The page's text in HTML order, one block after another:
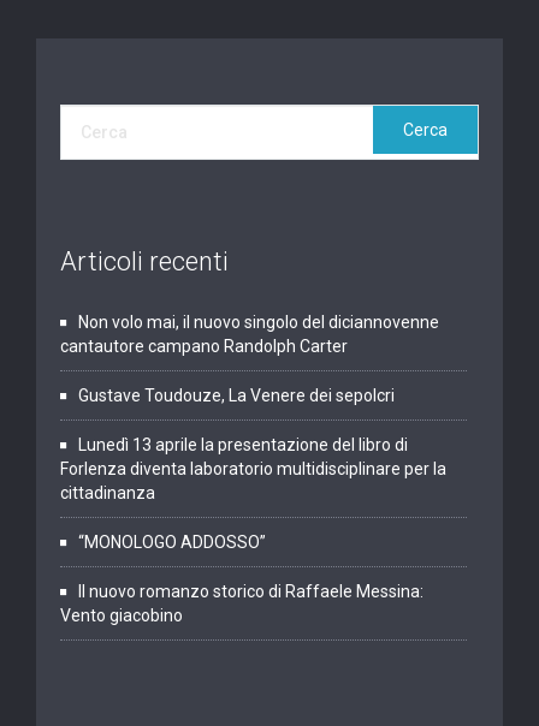
Articoli recenti
Non volo mai, il nuovo singolo del diciannovenne
cantautore campano Randolph Carter
Gustave Toudouze, La Venere dei sepolcri
Lunedì 13 aprile la presentazione del libro di
Forlenza diventa laboratorio multidisciplinare per la
cittadinanza
“MONOLOGO ADDOSSO”
Il nuovo romanzo storico di Raffaele Messina:
Vento giacobino